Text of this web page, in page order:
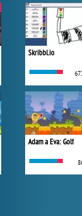
Skribbl.io
Adam a Eva: Golf